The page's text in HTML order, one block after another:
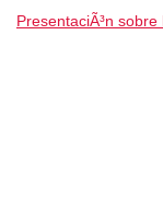
PresentaciÃ³n sobre